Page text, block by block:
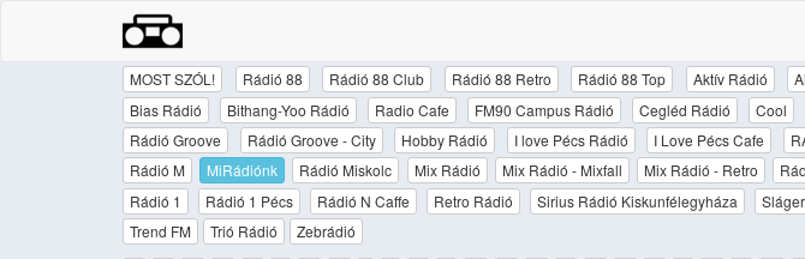
MOST SZÓL! Rádió 88 Rádió 88 Club Rádió 88 Retro Rádió 88 Top Aktív Rádió
Bias Rádió
Bithang-Yoo Rádió Radio Cafe FM90 Campus Rádió Cegléd Rádió Cool
Rádió Groove
Rádió Groove - City Hobby Rádió I love Pécs Rádió I Love Pécs Cafe
Rádió M
MiRádiónk Rádió Miskolc Mix Rádió Mix Rádió - Mixfall Mix Rádió - Retro
Rádió 1
Rádió 1 Pécs Rádió N Caffe Retro Rádió Sirius Rádió Kiskunfélegyháza
Trend FM
Trió Rádió
Zebrádió